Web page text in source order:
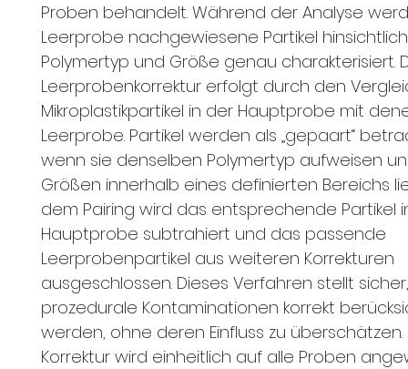
Proben behandelt. Während der Analyse
Leerprobe nachgewiesene Partikel hinsichtlich
Polymertyp und Größe genau charakterisiert.
Leerprobenkorrektur erfolgt durch den
Mikroplastikpartikel in der Hauptprobe mit
Leerprobe. Partikel werden als „gepaart“
wenn sie denselben Polymertyp aufweisen
Größen innerhalb eines definierten Bereichs
dem Pairing wird das entsprechende Partikel
Hauptprobe subtrahiert und das passende
Leerprobenpartikel aus weiteren Korrekturen
ausgeschlossen. Dieses Verfahren stellt
prozedurale Kontaminationen korrekt
werden, ohne deren Einfluss zu überschätzen.
Korrektur wird einheitlich auf alle Proben